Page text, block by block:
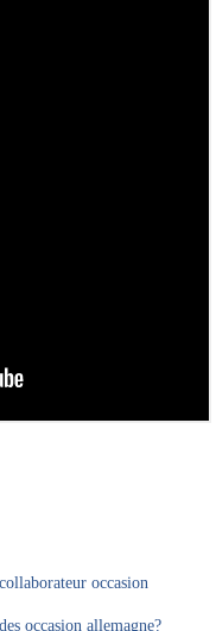
occasion
occasion allemagne?